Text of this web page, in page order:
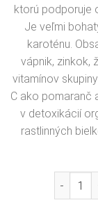
ktorú podporuje
Je veľmi
karoténu.
vápnik, zinkok,
vitamínov
C ako pomaranč
v detoxikácií
rastlinných